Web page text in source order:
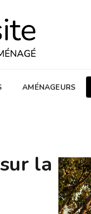
AMÉNAGEURS
la